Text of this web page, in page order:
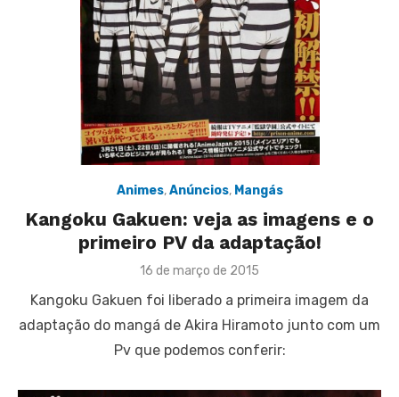
Animes,Anúncios, Mangás
Kangoku Gakuen: veja as imagens e o
primeiro PV da adaptação!
Posted
16 de março de 2015
Kangoku Gakuen foi liberado a primeira imagem da
adaptação do mangá de Akira Hiramoto junto com um
Pv que podemos conferir: